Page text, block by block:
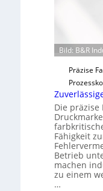
Bild: B&R
Präzise
Die präzise
Fähigkeit
Betrieb
machen
zu einem
…